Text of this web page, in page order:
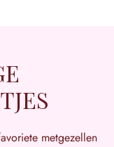
metgezellen